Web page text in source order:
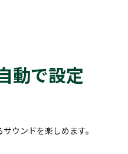
動で設定
ウンドを楽しめます。